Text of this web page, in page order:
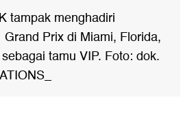
tampak menghadiri
Prix di Miami, Florida,
tamu VIP. Foto: dok.